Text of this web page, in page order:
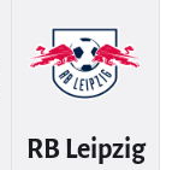
RB Leipzig